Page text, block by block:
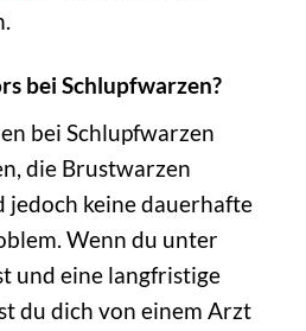
bei Schlupfwarzen?
bei Schlupfwarzen
die Brustwarzen
jedoch keine dauerhafte
Wenn du unter
und eine langfristige
du dich von einem Arzt